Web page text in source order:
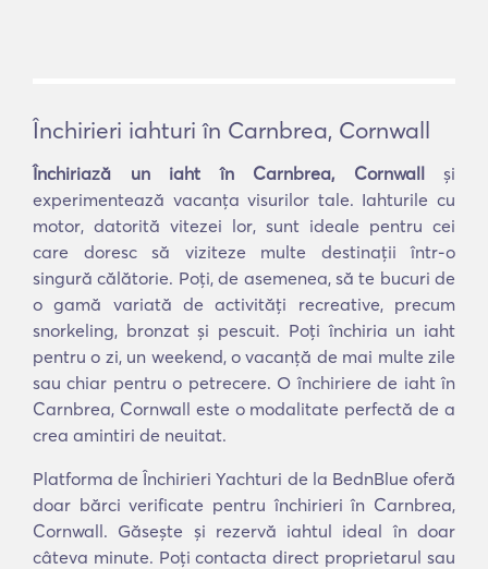
Închirieri iahturi în Carnbrea, Cornwall
Închiriază un iaht în Carnbrea, Cornwall și
experimentează vacanța visurilor tale. Iahturile cu
motor, datorită vitezei lor, sunt ideale pentru cei
care doresc să viziteze multe destinații într-o
singură călătorie. Poți, de asemenea, să te bucuri de
o gamă variată de activități recreative, precum
snorkeling, bronzat și pescuit. Poți închiria un iaht
pentru o zi, un weekend, o vacanță de mai multe zile
sau chiar pentru o petrecere. O închiriere de iaht în
Carnbrea, Cornwall este o modalitate perfectă de a
crea amintiri de neuitat.
Platforma de Închirieri Yachturi de la BednBlue oferă
doar bărci verificate pentru închirieri în Carnbrea,
Cornwall. Găsește și rezervă iahtul ideal în doar
câteva minute. Poți contacta direct proprietarul sau